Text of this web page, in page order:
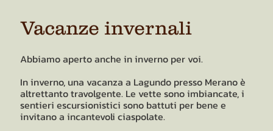
Vacanze invernali
Abbiamo aperto anche in inverno per voi.
In inverno, una vacanza a Lagundo presso Merano è
altrettanto travolgente. Le vette sono imbiancate, i
sentieri escursionistici sono battuti per bene e
invitano a incantevoli ciaspolate.